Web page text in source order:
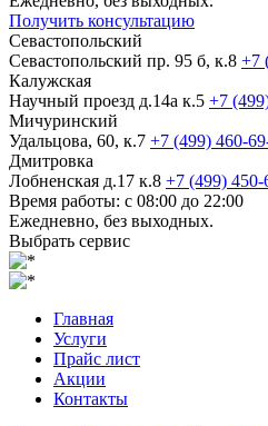
Получить консультацию
Севастопольский
Севастопольский пр. 95 б, к.8 +7
Калужская
Научный проезд д.14а к.5 +7
Мичуринский
Удальцова, 60, к.7 +7 (499) 460-
Дмитровка
Лобненская д.17 к.8 +7 (499) 450-
Время работы: с 08:00 до 22:00
Ежедневно, без выходных.
Выбрать сервис
Главная
Услуги
Прайс лист
Акции
Контакты